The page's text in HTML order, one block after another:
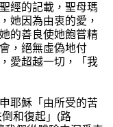
經的記載，聖母瑪
她因為由衷的愛，
的善良使她飽嘗精
，絕無虛偽地付
愛超越一切，「我
耶穌「由所受的苦
和復起」(路